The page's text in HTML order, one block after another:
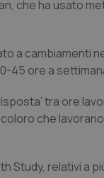
che ha usato
a cambiamenti
45 ore a
tra ore
che
relativi a